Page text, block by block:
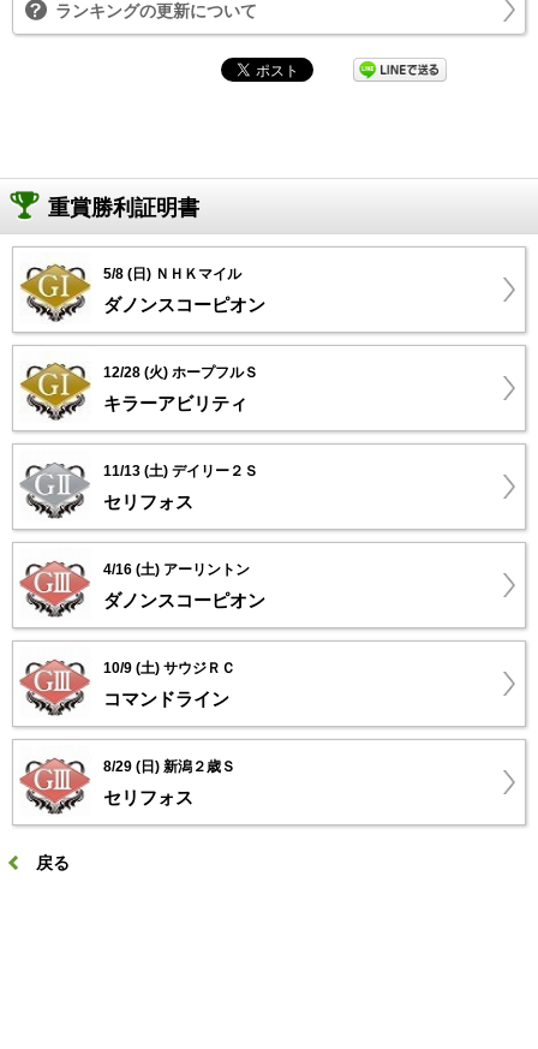
ランキングの更新について
重賞勝利証明書
5/8 (日) ＮＨＫマイル
ダノンスコーピオン
12/28 (火) ホープフルＳ
キラーアビリティ
11/13 (土) デイリー２Ｓ
セリフォス
4/16 (土) アーリントン
ダノンスコーピオン
10/9 (土) サウジＲＣ
コマンドライン
8/29 (日) 新潟２歳Ｓ
セリフォス
戻る